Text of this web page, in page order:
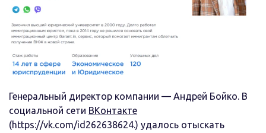
Генеральный директор компании — Андрей Бойко. В
социальной сети ВКонтакте
(https://vk.com/id262638624.) удалось отыскать